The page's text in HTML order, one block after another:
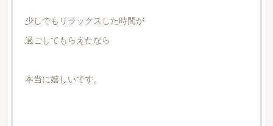
少しでもリラックスした時間が
過ごしてもらえたなら
本当に嬉しいです。